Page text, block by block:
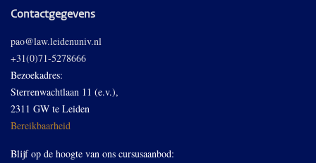
Contactgegevens
pao@law.leidenuniv.nl
+31(0)71-5278666
Bezoekadres:
Sterrenwachtlaan 11 (e.v.),
2311 GW te Leiden
Bereikbaarheid
Blijf op de hoogte van ons cursusaanbod: